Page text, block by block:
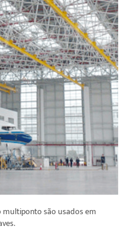
multiponto são usados em